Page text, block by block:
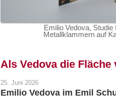
Emilio Vedova,
Metallklammern auf
Als Vedova die Fläche
25. Juni 2026
Emilio Vedova im Emil